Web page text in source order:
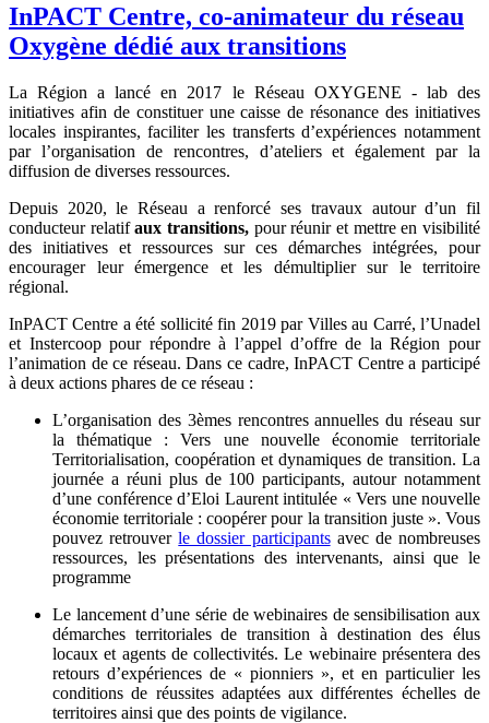
InPACT Centre, co-animateur du réseau
Oxygène dédié aux transitions
La Région a lancé en 2017 le Réseau OXYGENE - lab des
initiatives afin de constituer une caisse de résonance des initiatives
locales inspirantes, faciliter les transferts d’expériences notamment
par l’organisation de rencontres, d’ateliers et également par la
diffusion de diverses ressources.
Depuis 2020, le Réseau a renforcé ses travaux autour d’un fil
conducteur relatifaux transitions, pour réunir et mettre en visibilité
des initiatives et ressources sur ces démarches intégrées, pour
encourager leur émergence et les démultiplier sur le territoire
régional.
InPACT Centre a été sollicité fin 2019 par Villes au Carré, l’Unadel
et Instercoop pour répondre à l’appel d’offre de la Région pour
l’animation de ce réseau. Dans ce cadre, InPACT Centre a participé
à deux actions phares de ce réseau :
L’organisation des 3èmes rencontres annuelles du réseau sur
la thématique : Vers une nouvelle économie territoriale
Territorialisation, coopération et dynamiques de transition. La
journée a réuni plus de 100 participants, autour notamment
d’une conférence d’Eloi Laurent intitulée « Vers une nouvelle
économie territoriale : coopérer pour la transition juste ». Vous
pouvez retrouverle dossier participantsavec de nombreuses
ressources, les présentations des intervenants, ainsi que le
programme
Le lancement d’une série de webinaires de sensibilisation aux
démarches territoriales de transition à destination des élus
locaux et agents de collectivités. Le webinaire présentera des
retours d’expériences de « pionniers », et en particulier les
conditions de réussites adaptées aux différentes échelles de
territoires ainsi que des points de vigilance.